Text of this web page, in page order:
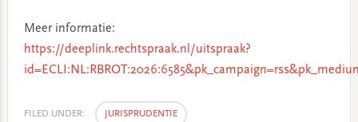
Meer informatie:
https://deeplink.rechtspraak.nl/uitspraak?
FILED UNDER: JURISPRUDENTIE